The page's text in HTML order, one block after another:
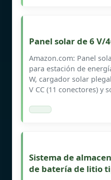
Panel solar de 6 V/
Amazon.com: Panel
para estación de
W, cargador solar
V CC (11 conectores) y
Sistema de
de batería de litio